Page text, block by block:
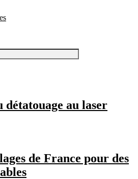
détatouage au laser
de France pour des